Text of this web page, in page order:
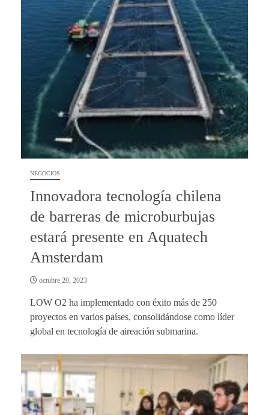
NEGOCIOS
Innovadora tecnología chilena
de barreras de microburbujas
estará presente en Aquatech
Amsterdam
octubre 20, 2023
LOW O2 ha implementado con éxito más de 250
proyectos en varios países, consolidándose como líder
global en tecnología de aireación submarina.